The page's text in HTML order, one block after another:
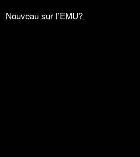
Nouveau sur l’EMU?